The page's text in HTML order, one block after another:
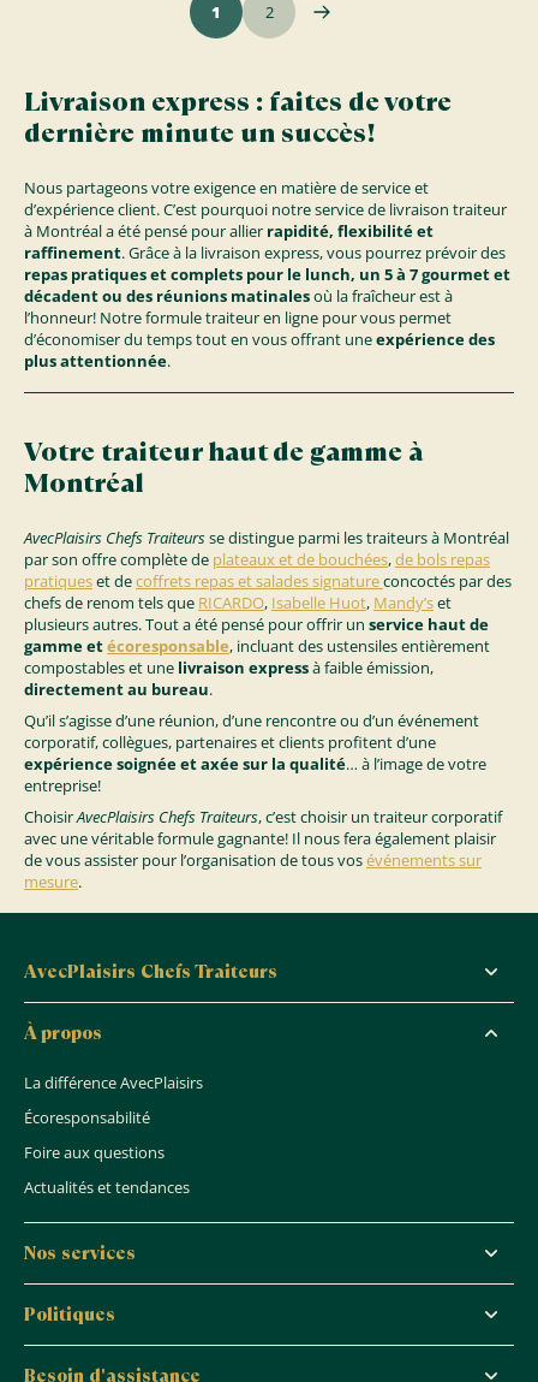
1 2
Livraison express : faites de votre
dernière minute un succès!
Nous partageons votre exigence en matière de service et
d’expérience client. C’est pourquoi notre service de livraison traiteur
à Montréal a été pensé pour allier rapidité, flexibilité et
raffinement. Grâce à la livraison express, vous pourrez prévoir des
repas pratiques et complets pour le lunch, un 5 à 7 gourmet et
décadent ou des réunions matinalesoù la fraîcheur est à
l’honneur! Notre formule traiteur en ligne pour vous permet
d’économiser du temps tout en vous offrant uneexpérience des
plus attentionnée.
Votre traiteur haut de gamme à
Montréal
AvecPlaisirs Chefs Traiteursse distingue parmi les traiteurs à Montréal
par son offre complète de plateaux et de bouchées,de bols repas
pratiqueset decoffrets repas et salades signatureconcoctés par des
chefs de renom tels que RICARDO, Isabelle Huot, Mandy’set
plusieurs autres. Tout a été pensé pour offrir un service haut de
gamme etécoresponsable, incluant des ustensiles entièrement
compostables et une livraison expressà faible émission,
directement au bureau.
Qu’il s’agisse d’une réunion, d’une rencontre ou d’un événement
corporatif, collègues, partenaires et clients profitent d’une
expérience soignée et axée sur la qualité… à l’image de votre
entreprise!
ChoisirAvecPlaisirs Chefs Traiteurs, c’est choisir un traiteur corporatif
avec une véritable formule gagnante! Il nous fera également plaisir
de vous assister pour l’organisation de tous vosévénements sur
mesure.
AvecPlaisirs Chefs Traiteurs
À propos
La différence AvecPlaisirs
Écoresponsabilité
Foire aux questions
Actualités et tendances
Nos services
Politiques
Besoin d'assistance